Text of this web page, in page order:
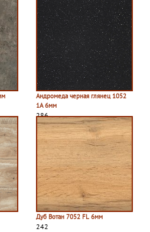
Андромеда черная глянец 1052
1A 6мм
286
Дуб Вотан 7052 FL 6мм
242